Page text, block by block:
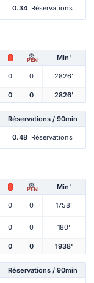
0.34 Réservations
PEN Min'
0 0 2826'
0 0 2826'
Réservations / 90min
0.48 Réservations
PEN Min'
0 0 1758'
0 0 180'
0 0 1938'
Réservations / 90min